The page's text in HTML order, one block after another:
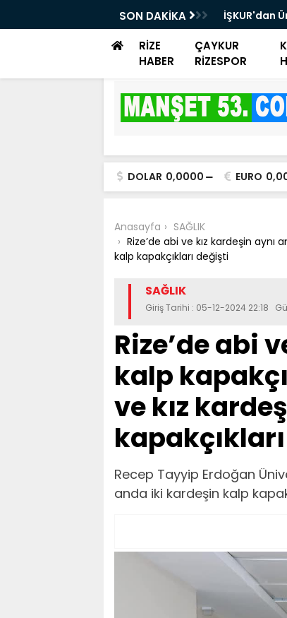
SON DAKİKA
Günü düzenlendi
İŞKUR'dan
RİZE
HABER
ÇAYKUR
RİZESPOR
DOLAR 0,0000 EURO
Anasayfa
SAĞLIK
Rize’de abi ve kız kardeşin aynı
kalp kapakçıkları değişti
SAĞLIK
Giriş Tarihi : 05-12-2024 22:18
Rize’de abi
kalp
ve kız
Recep Tayyip Erdoğan
anda iki kardeşin kalp